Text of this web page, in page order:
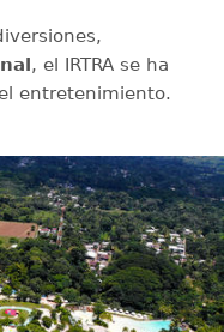
, el IRTRA se ha
entretenimiento.